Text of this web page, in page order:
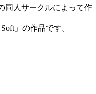
同人サークルによって作
」の作品です。